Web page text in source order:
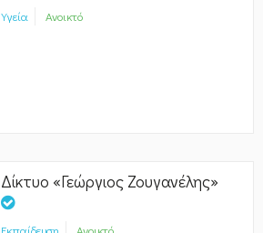
Υγεία Ανοικτό
Δίκτυο «Γεώργιος Ζουγανέλης»